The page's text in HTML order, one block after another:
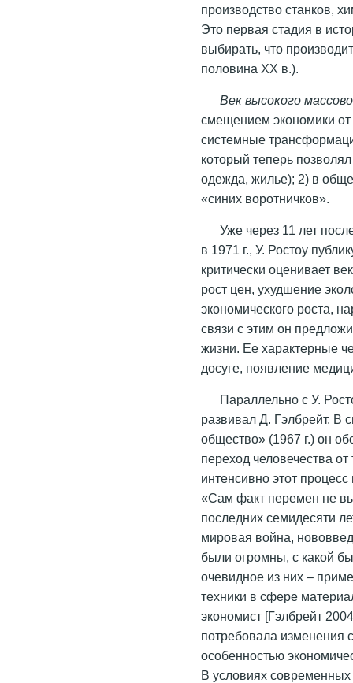
производство станков,
Это первая стадия в
выбирать, что
половина ХХ в.).
Век высокого
смещением экономики
системные
который теперь
одежда, жилье); 2) в
«синих воротничков».
Уже через 11 лет
в 1971 г., У. Ростоу
критически оценивает
рост цен, ухудшение
экономического роста,
связи с этим он
жизни. Ее характерные
досуге, появление
Параллельно с У.
развивал Д. Гэлбрейт. В
общество» (1967 г.) он
переход человечества
интенсивно этот
«Сам факт перемен не
последних семидесяти
мировая война,
были огромны, с какой
очевидное из них –
техники в сфере
экономист [Гэлбрейт
потребовала изменения
особенностью
В условиях